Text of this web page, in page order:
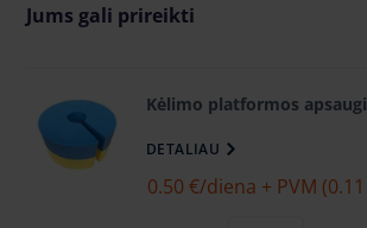
Jums gali prireikti
Kėlimo platformos
DETALIAU
0.50 €/diena + PVM